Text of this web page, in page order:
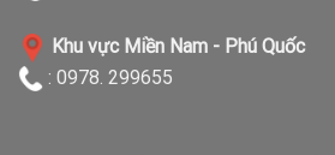
Khu vực Miền Nam - Phú Quốc
: 0978. 299655